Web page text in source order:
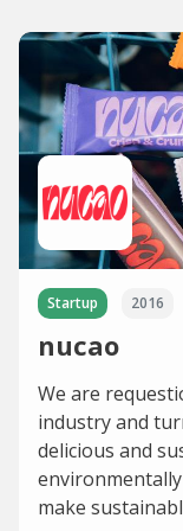
Startup 2016
nucao
We are
industry and
delicious and
make